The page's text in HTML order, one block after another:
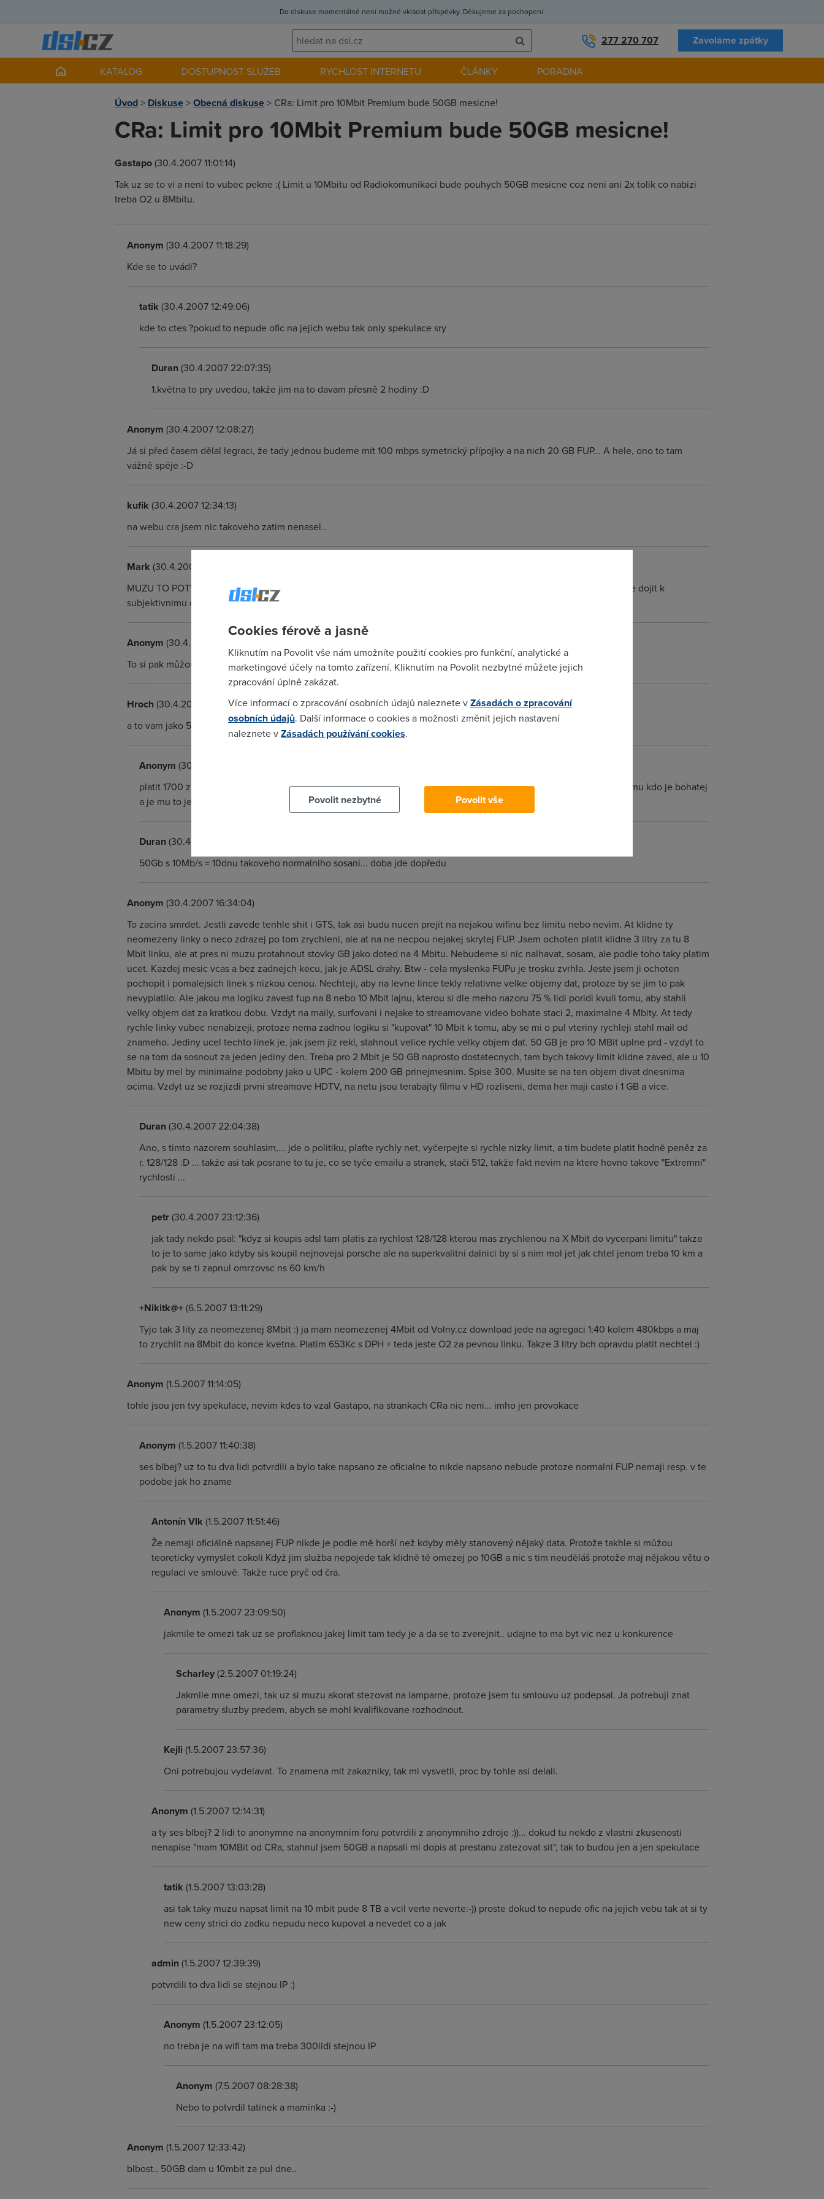
Do diskuse momentálně není možné vkládat příspěvky. Děkujeme za pochopení.
277 270 707 Zavoláme zpátky
KATALOG DOSTUPNOST SLUŽEB RYCHLOST INTERNETU ČLÁNKY PORADNA
Úvod> Diskuse>Obecná diskuse> CRa: Limit pro 10Mbit Premium bude 50GB mesicne!
CRa: Limit pro 10Mbit Premium bude 50GB mesicne!
Gastapo(30.4.2007 11:01:14)
Tak uz se to vi a neni to vubec pekne :( Limit u 10Mbitu od Radiokomunikaci bude pouhych 50GB mesicne coz neni ani 2x tolik co nabizi
treba O2 u 8Mbitu.
Anonym (30.4.2007 11:18:29)
Kde se to uvádí?
tatik (30.4.2007 12:49:06)
kde to ctes ?pokud to nepude ofic na jejich webu tak only spekulace sry
Duran(30.4.2007 22:07:35)
1.května to pry uvedou, takže jim na to davam přesně 2 hodiny :D
Anonym (30.4.2007 12:08:27)
Já si před časem dělal legraci, že tady jednou budeme mít 100 mbps symetrický přípojky a na nich 20 GB FUP... A hele, ono to tam
vážně spěje :-D
kufik (30.4.2007 12:34:13)
na webu cra jsem nic takoveho zatim nenasel..
Mark (30.4.2007 13:19:01)
MUZU TO POTVRDIT konkretni cisla se nikdy nedovime oficialne, protoze ve smlouve se nic o FUP nepise jen ze muze dojit k
subjektivnimu omezeni
Anonym (30.4.2007 13:48:28)
To si pak můžou ČRa strčit svoje Bluetone Premium do zadní části těla.
Hroch(30.4.2007 14:25:40)
a to vam jako 50 GB mesicne nestaci jo? Mate doma server hosting ne?
Anonym (30.4.2007 15:22:11)
platit 1700 za 50GB mesicne? to staci tak absolutnimu debilovi co nevi nic o nabidkach od jinych firem a nebo nekomu kdo je bohatej
a je mu to jedno
Duran(30.4.2007 22:05:38)
50Gb s 10Mb/s = 10dnu takoveho normalniho sosani... doba jde dopředu
Anonym (30.4.2007 16:34:04)
To zacina smrdet. Jestli zavede tenhle shit i GTS, tak asi budu nucen prejit na nejakou wifinu bez limitu nebo nevim. At klidne ty
neomezeny linky o neco zdrazej po tom zrychleni, ale at na ne necpou nejakej skrytej FUP. Jsem ochoten platit klidne 3 litry za tu 8
Mbit linku, ale at pres ni muzu protahnout stovky GB jako doted na 4 Mbitu. Nebudeme si nic nalhavat, sosam, ale podle toho taky platim
ucet. Kazdej mesic vcas a bez zadnejch kecu, jak je ADSL drahy. Btw - cela myslenka FUPu je trosku zvrhla. Jeste jsem ji ochoten
pochopit i pomalejsich linek s nizkou cenou. Nechteji, aby na levne lince tekly relativne velke objemy dat, protoze by se jim to pak
nevyplatilo. Ale jakou ma logiku zavest fup na 8 nebo 10 Mbit lajnu, kterou si dle meho nazoru 75 % lidi poridi kvuli tomu, aby stahli
velky objem dat za kratkou dobu. Vzdyt na maily, surfovani i nejake to streamovane video bohate staci 2, maximalne 4 Mbity. At tedy
rychle linky vubec nenabizeji, protoze nema zadnou logiku si "kupovat" 10 Mbit k tomu, aby se mi o pul vteriny rychleji stahl mail od
znameho. Jediny ucel techto linek je, jak jsem jiz rekl, stahnout velice rychle velky objem dat. 50 GB je pro 10 MBit uplne prd - vzdyt to
se na tom da sosnout za jeden jediny den. Treba pro 2 Mbit je 50 GB naprosto dostatecnych, tam bych takovy limit klidne zaved, ale u 10
Mbitu by mel by minimalne podobny jako u UPC - kolem 200 GB prinejmesnim. Spise 300. Musite se na ten objem divat dnesnima
ocima. Vzdyt uz se rozjizdi prvni streamove HDTV, na netu jsou terabajty filmu v HD rozliseni, dema her maji casto i 1 GB a vice.
Duran(30.4.2007 22:04:38)
Ano, s timto nazorem souhlasim,... jde o politiku, plaťte rychly net, vyčerpejte si rychle nizky limit, a tim budete platit hodně peněz za
r. 128/128 :D ... takže asi tak posrane to tu je, co se tyče emailu a stranek, stači 512, takže fakt nevim na ktere hovno takove "Extremni"
rychlosti ...
petr(30.4.2007 23:12:36)
jak tady nekdo psal: "kdyz si koupis adsl tam platis za rychlost 128/128 kterou mas zrychlenou na X Mbit do vycerpani limitu" takze
to je to same jako kdyby sis koupil nejnovejsi porsche ale na superkvalitni dalnici by si s nim mol jet jak chtel jenom treba 10 km a
pak by se ti zapnul omrzovsc ns 60 km/h
+Nikitk@+(6.5.2007 13:11:29)
Tyjo tak 3 lity za neomezenej 8Mbit :) ja mam neomezenej 4Mbit od Volny.cz download jede na agregaci 1:40 kolem 480kbps a maj
to zrychlit na 8Mbit do konce kvetna. Platim 653Kc s DPH + teda jeste O2 za pevnou linku. Takze 3 litry bch opravdu platit nechtel :)
Anonym (1.5.2007 11:14:05)
tohle jsou jen tvy spekulace, nevim kdes to vzal Gastapo, na strankach CRa nic neni... imho jen provokace
Anonym (1.5.2007 11:40:38)
ses blbej? uz to tu dva lidi potvrdili a bylo take napsano ze oficialne to nikde napsano nebude protoze normalni FUP nemaji resp. v te
podobe jak ho zname
Antonín Vlk (1.5.2007 11:51:46)
Že nemaji oficiálně napsanej FUP nikde je podle mě horší než kdyby měly stanovený nějaký data. Protože takhle si můžou
teoreticky vymyslet cokoli Když jim služba nepojede tak klidně tě omezej po 10GB a nic s tim neuděláš protože maj nějakou větu o
regulaci ve smlouvě. Takže ruce pryč od čra.
Anonym (1.5.2007 23:09:50)
jakmile te omezi tak uz se proflaknou jakej limit tam tedy je a da se to zverejnit.. udajne to ma byt vic nez u konkurence
Scharley(2.5.2007 01:19:24)
Jakmile mne omezi, tak uz si muzu akorat stezovat na lamparne, protoze jsem tu smlouvu uz podepsal. Ja potrebuji znat
parametry sluzby predem, abych se mohl kvalifikovane rozhodnout.
Kejli (1.5.2007 23:57:36)
Oni potrebujou vydelavat. To znamena mit zakazniky, tak mi vysvetli, proc by tohle asi delali.
Anonym (1.5.2007 12:14:31)
a ty ses blbej? 2 lidi to anonymne na anonymnim foru potvrdili z anonymniho zdroje :))... dokud tu nekdo z vlastni zkusenosti
nenapise "mam 10MBit od CRa, stahnul jsem 50GB a napsali mi dopis at prestanu zatezovat sit", tak to budou jen a jen spekulace
tatik (1.5.2007 13:03:28)
asi tak taky muzu napsat limit na 10 mbit pude 8 TB a vcil verte neverte:-)) proste dokud to nepude ofic na jejich vebu tak at si ty
new ceny strici do zadku nepudu neco kupovat a nevedet co a jak
admin(1.5.2007 12:39:39)
potvrdili to dva lidi se stejnou IP :)
Anonym (1.5.2007 23:12:05)
no treba je na wifi tam ma treba 300lidi stejnou IP
Anonym (7.5.2007 08:28:38)
Nebo to potvrdil tatínek a maminka :-)
Anonym (1.5.2007 12:33:42)
blbost.. 50GB dam u 10mbit za pul dne..
Cookies férově a jasně
Kliknutím na Povolit vše nám umožníte použití cookies pro funkční, analytické a
marketingové účely na tomto zařízení. Kliknutím na Povolit nezbytné můžete jejich
zpracování úplně zakázat.
Více informací o zpracování osobních údajů naleznete vZásadách o zpracování
osobních údajů. Další informace o cookies a možnosti změnit jejich nastavení
naleznete vZásadách používání cookies.
Povolit nezbytné
Povolit vše